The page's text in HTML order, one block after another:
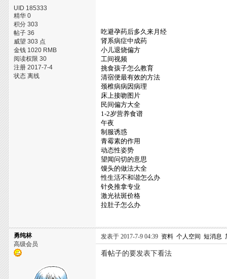
UID 185333
精华 0
积分 303
帖子 36
威望 303 点
金钱 1020 RMB
阅读权限 30
注册 2017-7-4
状态 离线
吃避孕药后多久来月经
肾系病症中成药
小儿退烧偏方
工间视频
挑食孩子怎么教育
清宿便最有效的方法
颈椎病病因病理
床上接吻图片
民间偏方大全
1-2岁营养食谱
午夜
制服诱惑
青霉素的作用
动态性姿势
望闻问切的意思
馒头的做法大全
性生活不和谐怎么办
针灸推拿专业
激光祛斑价格
拉肚子怎么办
勇纯林
高级会员
发表于 2017-7-9 04:39 资料 个人空间 短消息
看帖子的要发表下看法